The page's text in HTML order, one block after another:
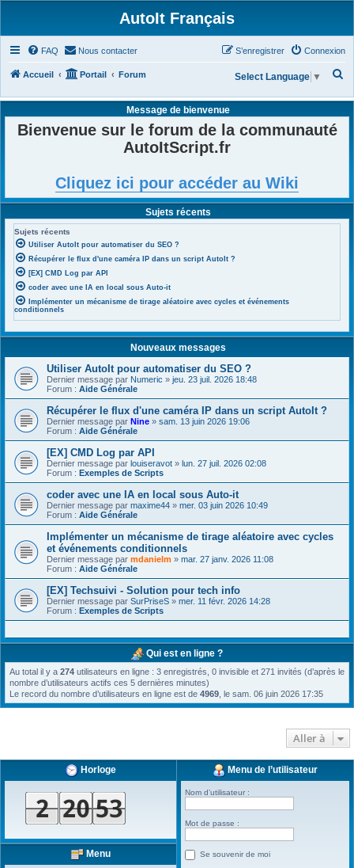
AutoIt Français
FAQ Nous contacter Connexion
S’enregistrer
Accueil Portail Forum
h
Select Language ▼
Message de bienvenue
Bienvenue sur le forum de la communauté
AutoItScript.fr
Cliquez ici pour accéder au Wiki
Sujets récents
Sujets récents
Utiliser AutoIt pour automatiser du SEO ?
Récupérer le flux d'une caméra IP dans un script AutoIt ?
[EX] CMD Log par API
coder avec une IA en local sous Auto-it
Implémenter un mécanisme de tirage aléatoire avec cycles et événements
conditionnels
Nouveaux messages
Utiliser AutoIt pour automatiser du SEO ?
Dernier message par Numeric » jeu. 23 juil. 2026 18:48
Forum : Aide Générale
Récupérer le flux d'une caméra IP dans un script AutoIt ?
Dernier message par Nine » sam. 13 juin 2026 19:06
Forum : Aide Générale
[EX] CMD Log par API
Dernier message par louiseravot » lun. 27 juil. 2026 02:08
Forum : Exemples de Scripts
coder avec une IA en local sous Auto-it
Dernier message par maxime44 » mer. 03 juin 2026 10:49
Forum : Aide Générale
Implémenter un mécanisme de tirage aléatoire avec cycles
et événements conditionnels
Dernier message par mdanielm » mar. 27 janv. 2026 11:08
Forum : Aide Générale
[EX] Techsuivi - Solution pour tech info
Dernier message par SurPriseS » mer. 11 févr. 2026 14:28
Forum : Exemples de Scripts
Qui est en ligne ?
Au total il y a 274 utilisateurs en ligne : 3 enregistrés, 0 invisible et 271 invités (d’après le
nombre d’utilisateurs actifs ces 5 dernières minutes)
Le record du nombre d’utilisateurs en ligne est de 4969 , le sam. 06 juin 2026 17:35
Aller à
Horloge
Menu
Menu de l’utilisateur
Nom d’utilisateur :
Mot de passe :
Se souvenir de moi